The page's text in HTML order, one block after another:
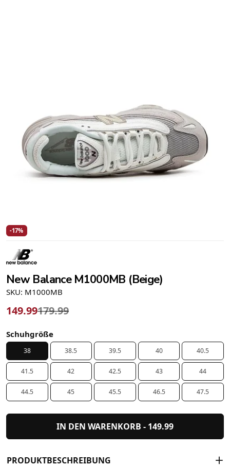
-17%
New Balance M1000MB (Beige)
SKU: M1000MB
149.99179.99
Schuhgröße
38 38.5 39.5 40 40.5
41.5 42 42.5 43 44
44.5 45 45.5 46.5 47.5
IN DEN WARENKORB - 149.99
PRODUKTBESCHREIBUNG